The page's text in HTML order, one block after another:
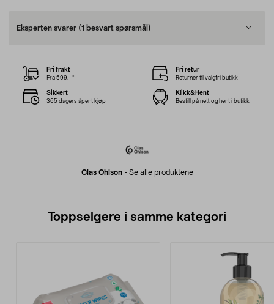
Eksperten svarer (1 besvart spørsmål)
Clas Ohlson- Se alle produktene
Fri frakt
Fra 599,–*
Fri retur
Returner til valgfri butikk
Sikkert
365 dagers åpent kjøp
Klikk&Hent
Bestill på nett og hent i butikk
Toppselgere i samme kategori